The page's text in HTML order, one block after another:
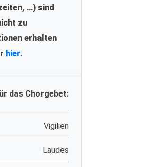
…) sind
zu
erhalten
hier.
das Chorgebet:
Vigilien
Laudes